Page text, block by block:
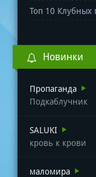
Топ 10 Клубных
Новинки
Пропаганда
Подкаблучник
SALUKI
кровь к крови
маломира